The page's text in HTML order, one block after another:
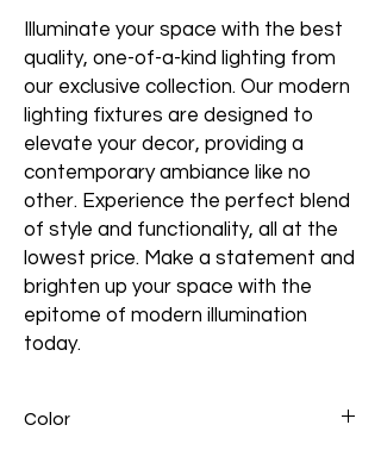
Illuminate your space with the best
quality, one-of-a-kind lighting from
our exclusive collection. Our modern
lighting fixtures are designed to
elevate your decor, providing a
contemporary ambiance like no
other. Experience the perfect blend
of style and functionality, all at the
lowest price. Make a statement and
brighten up your space with the
epitome of modern illumination
today.
Color